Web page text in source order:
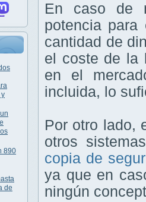
890
de
En caso de
potencia para
cantidad de
el coste de la
en el
incluida, lo
Por otro lado,
otros
copia de
ya que en
ningún